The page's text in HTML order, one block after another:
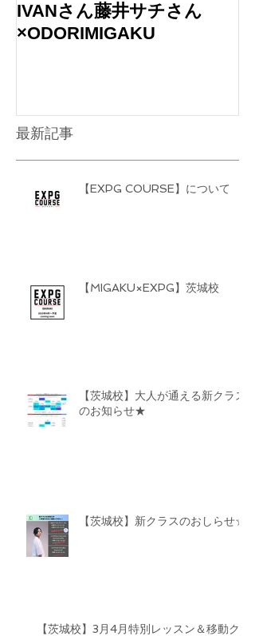
IVANさん藤井サチさん
×ODORIMIGAKU
最新記事
【EXPG COURSE】について
【MIGAKU×EXPG】茨城校
【茨城校】大人が通える新クラス
のお知らせ★
【茨城校】新クラスのおしらせ☆
【茨城校】3月4月特別レッスン＆移動ク